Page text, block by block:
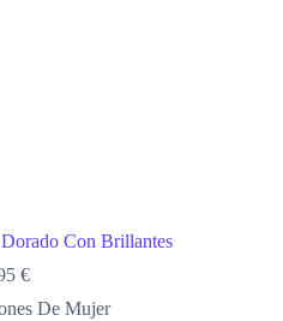
Con Brillantes
€
De Mujer